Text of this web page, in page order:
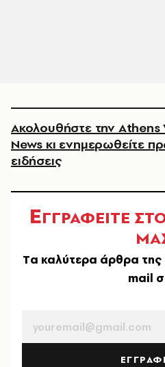
Ακολουθήστε την
News κι ενημερωθείτε
ειδήσεις
ΕΓΓΡΑΦΕΙΤΕ
Tα καλύτερα άρθρα της
mail